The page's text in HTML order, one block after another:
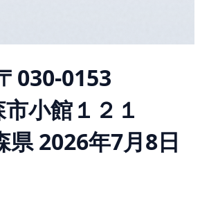
030-0153
小館１２１
県 2026年7月8日